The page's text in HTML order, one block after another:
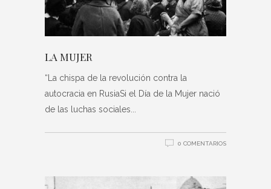
LA MUJER
“La chispa de la revolución contra la
autocracia en RusiaSi el Día de la Mujer nació
de las luchas sociales
0 COMENTARIOS